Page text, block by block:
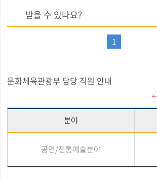
받을 수 있나요?
1
문화체육관광부 담당 직원 안내
분야
공연/전통예술분야